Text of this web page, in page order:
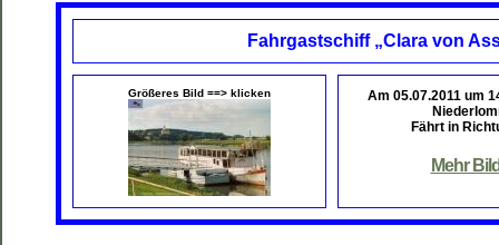
Fahrgastschiff „Clara von
Größeres Bild ==> klicken
Am 05.07.2011 um
Fährt in
Mehr